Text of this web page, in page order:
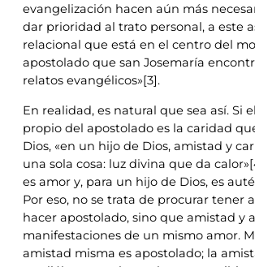
evangelización hacen aún más
dar prioridad al trato personal, a este
relacional que está en el centro del
apostolado que san Josemaría
relatos evangélicos»[3].
En realidad, es natural que sea así. Si
propio del apostolado es la caridad
Dios, «en un hijo de Dios, amistad y
una sola cosa: luz divina que da
es amor y, para un hijo de Dios, es
Por eso, no se trata de procurar tener
hacer apostolado, sino que amistad y
manifestaciones de un mismo amor.
amistad misma es apostolado; la